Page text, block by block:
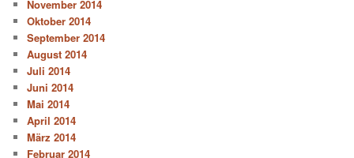
November 2014
Oktober 2014
September 2014
August 2014
Juli 2014
Juni 2014
Mai 2014
April 2014
März 2014
Februar 2014